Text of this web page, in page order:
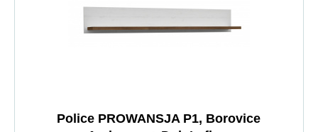
Police PROWANSJA P1, Borovice